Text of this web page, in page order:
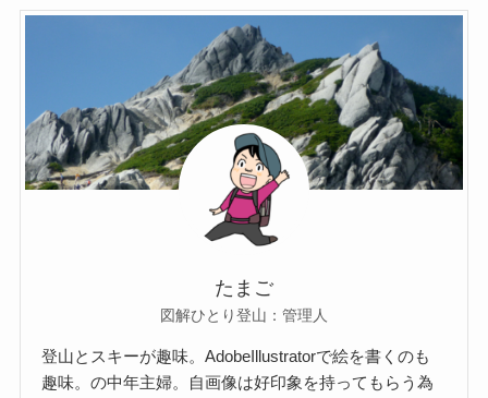
たまご
図解ひとり登山：管理人
登山とスキーが趣味。AdobeIllustratorで絵を書くのも
趣味。の中年主婦。自画像は好印象を持ってもらう為